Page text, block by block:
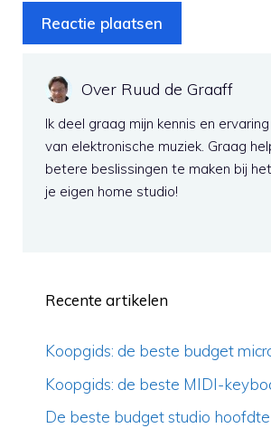
Over Ruud de Graaff
Ik deel graag mijn kennis en
van elektronische muziek. Graag
betere beslissingen te maken bij
je eigen home studio!
Recente artikelen
Koopgids: de beste budget
Koopgids: de beste MIDI-
De beste budget studio